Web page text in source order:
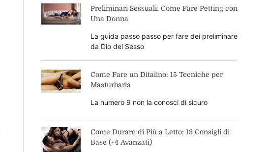
Preliminari Sessuali: Come Fare Petting con
Una Donna
La guida passo passo per fare dei preliminare
da Dio del Sesso
Come Fare un Ditalino: 15 Tecniche per
Masturbarla
La numero 9 non la conosci di sicuro
Come Durare di Più a Letto: 13 Consigli di
Base (+4 Avanzati)